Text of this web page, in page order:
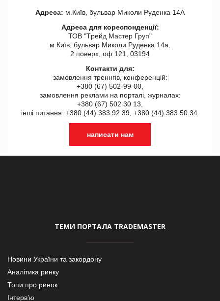
Адреса: м.Київ, бульвар Миколи Руденка 14А
Адреса для кореспонденції:
ТОВ "Tрейд Мастер Груп"
м.Київ, бульвар Миколи Руденка 14а,
2 поверх, оф 121, 03194
Контакти для:
замовлення треннгів, конференцій:
+380 (67) 502-99-00,
замовлення реклами на порталі, журналах:
+380 (67) 502 30 13,
інші питання: +380 (44) 383 92 39, +380 (44) 383 50 34.
написати нам
ТЕМИ ПОРТАЛА TRADEMASTER
Новини України та закордону
Аналітика ринку
Топи про ринок
Інтерв’ю